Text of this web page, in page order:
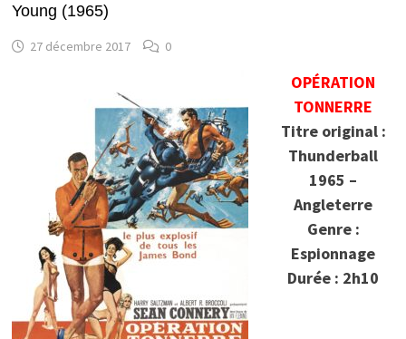
Young (1965)
27 décembre 2017 0
OPÉRATION
TONNERRE
Titre original :
Thunderball
1965 –
Angleterre
Genre :
Espionnage
Durée : 2h10